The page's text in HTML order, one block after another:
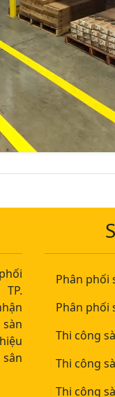
Phân phối
Phân phối
Thi công
Thi công
Thi công